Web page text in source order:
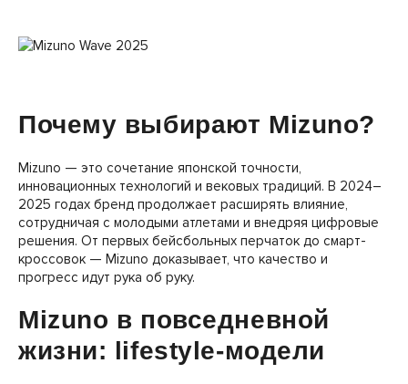
Почему выбирают Mizuno?
Mizuno — это сочетание японской точности,
инновационных технологий и вековых традиций. В 2024–
2025 годах бренд продолжает расширять влияние,
сотрудничая с молодыми атлетами и внедряя цифровые
решения. От первых бейсбольных перчаток до смарт-
кроссовок — Mizuno доказывает, что качество и
прогресс идут рука об руку.
Mizuno в повседневной
жизни: lifestyle-модели